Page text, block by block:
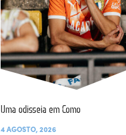
Uma odisseia em Como
4 AGOSTO, 2026